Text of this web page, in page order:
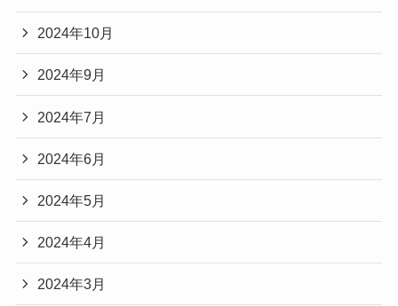
2024年10月
2024年9月
2024年7月
2024年6月
2024年5月
2024年4月
2024年3月